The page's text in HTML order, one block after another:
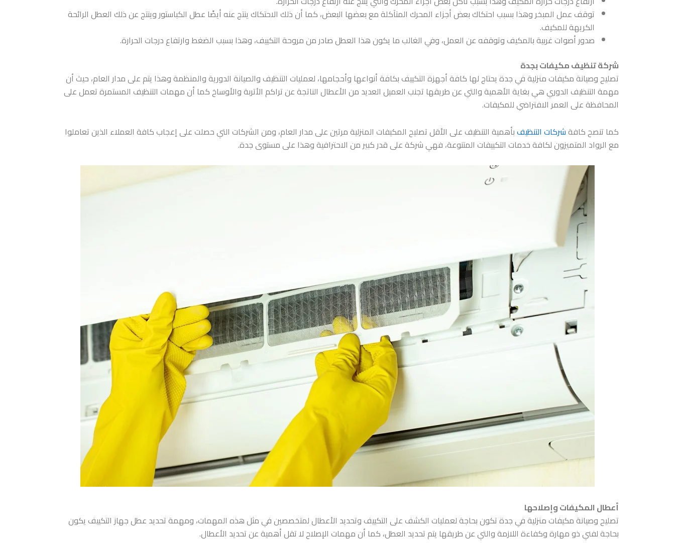
توقف عمل المبخر وهذا بسبب احتكاك بعض أجزاء المحرك المتآكلة مع بعضها البعض، كما أن ذلك الاحتكاك ينتج عنه أيضًا عطل الكباستور وينتج عن ذلك العطل الرائحة
الكريهة للمكيف.
صدور أصوات غربية بالمكيف وتوقفه عن العمل، وفي الغالب ما يكون هذا العطل صادر من مروحة التكييف، وهذا بسبب الضغط وارتفاع درجات الحرارة.
شركة تنظيف مكيفات بجدة
تصليح وصيانة مكيفات منزلية في جدةيحتاج لها كافة أجهزة التكييف بكافة أنواعها وأحجامها، لعمليات التنظيف والصيانة الدورية والمنظمة وهذا يتم على مدار العام، حيث أن
مهمة التنظيف الدوري هي بغاية الأهمية والتي عن طريقها تجنب العميل العديد من الأعطال الناتجة عن تراكم الأتربة والأوساخ كما أن مهمات التنظيف المستمرة تعمل على
المحافظة على العمر الافتراضي للمكيفات.
كما تنصح كافةشركات التنظيفبأهمية التنظيف على الأقل تصليح المكيفات المنزلية مرتين على مدار العام، ومن الشركات التي حصلت على إعجاب كافة العملاء الذين تعاملوا
مع الرواد المتميزون لكافة خدمات التكييفات المتنوعة، فهي شركة على قدر كبير من الاحترافية وهذا على مستوى جدة.
أعطال المكيفات وإصلاحها
تصليح وصيانة مكيفات منزلية في جدةتكون بحاجة لعمليات الكشف على التكييف وتحديد الأعطال لمتخصصين في مثل هذه المهمات، ومهمة تحديد عطل جهاز التكييف يكون
بحاجة لفني ذو مهارة وكفاءة اللازمة والتي عن طريقها يتم تحديد العطل، كما أن مهمات الإصلاح لا تقل أهمية عن تحديد الأعطال.